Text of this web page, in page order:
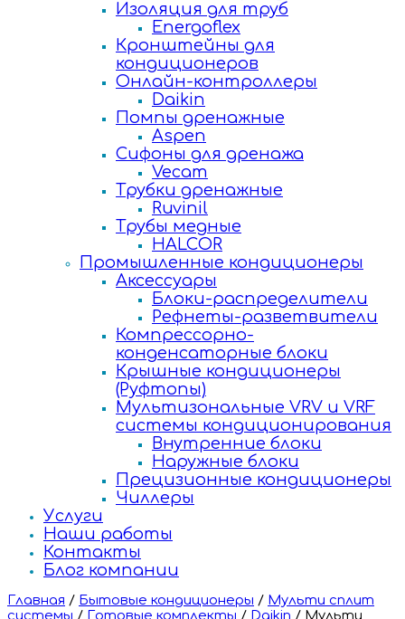
Изоляция для труб
Energoflex
Кронштейны для
кондиционеров
Онлайн-контроллеры
Daikin
Помпы дренажные
Aspen
Сифоны для дренажа
Vecam
Трубки дренажные
Ruvinil
Трубы медные
HALCOR
Промышленные кондиционеры
Аксессуары
Блоки-распределители
Рефнеты-разветвители
Компрессорно-
конденсаторные блоки
Крышные кондиционеры
(Руфтопы)
Мультизональные VRV и VRF
системы кондиционирования
Внутренние блоки
Наружные блоки
Прецизионные кондиционеры
Чиллеры
Услуги
Наши работы
Контакты
Блог компании
Главная / Бытовые кондиционеры / Мульти сплит
системы / Готовые комплекты / Daikin / Мульти